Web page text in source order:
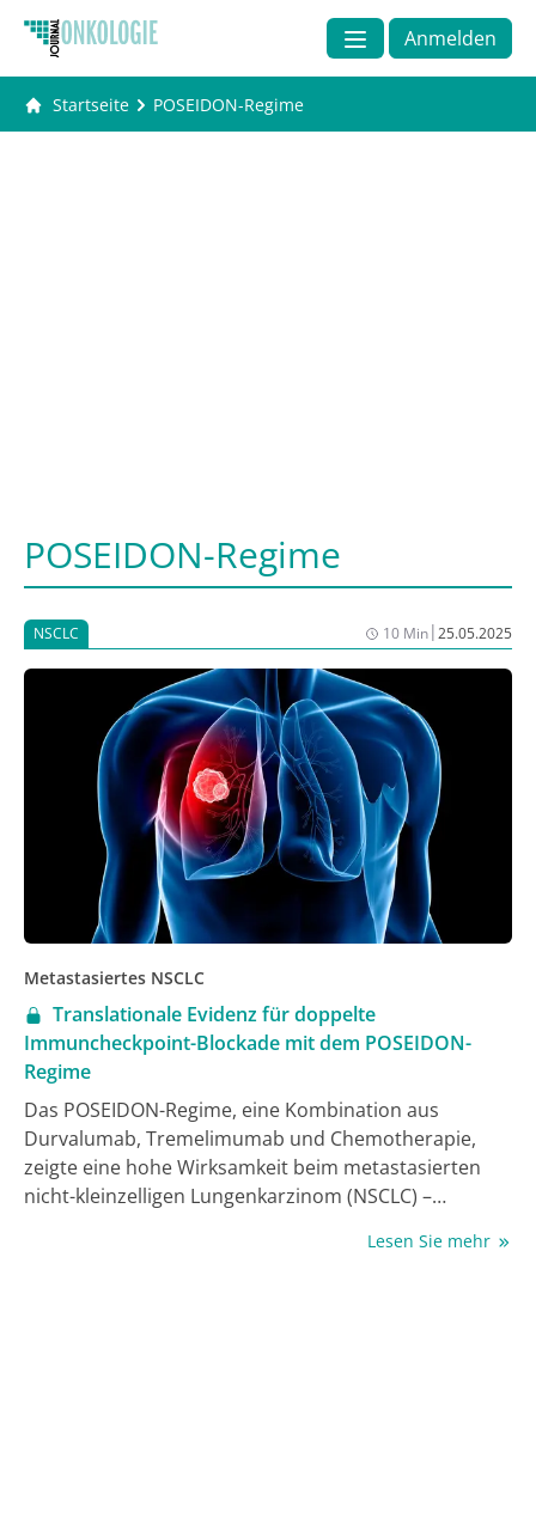
Anmelden
Startseite POSEIDON-Regime
POSEIDON-Regime
NSCLC 10 Min|25.05.2025
Metastasiertes NSCLC
Translationale Evidenz für doppelte
Immuncheckpoint-Blockade mit dem POSEIDON-
Regime
Das POSEIDON-Regime, eine Kombination aus
Durvalumab, Tremelimumab und Chemotherapie,
zeigte eine hohe Wirksamkeit beim metastasierten
nicht-kleinzelligen Lungenkarzinom (NSCLC) –
Es erwies sich in explorativen Analysen ebenso als
Lesen Sie mehr